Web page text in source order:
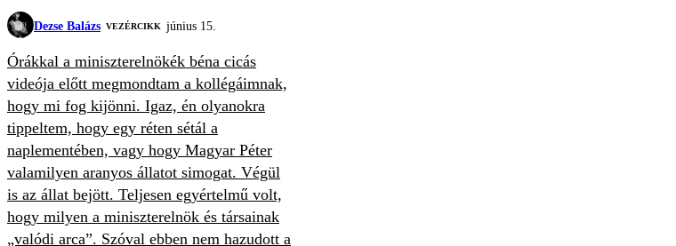
Dezse Balázs VEZÉRCIKK június 15.
Órákkal a miniszterelnökék béna cicás
videója előtt megmondtam a kollégáimnak,
hogy mi fog kijönni. Igaz, én olyanokra
tippeltem, hogy egy réten sétál a
naplementében, vagy hogy Magyar Péter
valamilyen aranyos állatot simogat. Végül
is az állat bejött. Teljesen egyértelmű volt,
hogy milyen a miniszterelnök és társainak
„valódi arca”. Szóval ebben nem hazudott a